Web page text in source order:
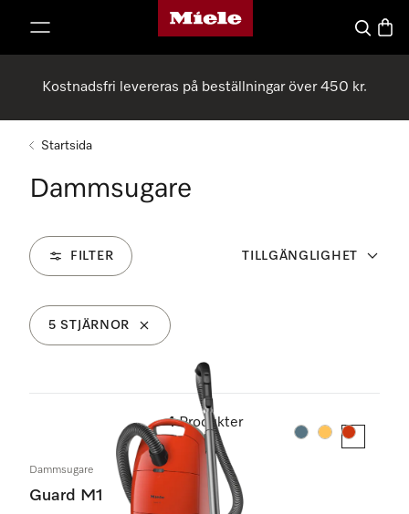
Mieles hemsida
Sök
Kostnadsfri levereras på beställningar över 450 kr.
Startsida
Dammsugare
FILTER TILLGÄNGLIGHET
5 STJÄRNOR
4
Produkter
Färg:Färg:Färg:
Dammsugare
Guard M1